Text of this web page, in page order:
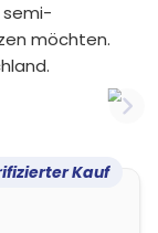
semi-
möchten.
Kauf